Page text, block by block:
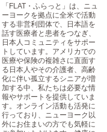
「FLAT・ふらっと」は、ニュ
ーヨークを拠点に全米で活動
する非営利団体で、日本語を
話す医療者と患者をつなぎ、
日本人コミュニティをサポー
トしています。アメリカでの
医療や保険の複雑さに直面す
る日本人やその介護者、高齢
化に伴い孤立するシニアが増
加する中、私たちは必要な情
報やサポートを提供していま
す。オンライン活動も活発に
行っており、ニューヨーク以
外にお住まいの方でも気軽に